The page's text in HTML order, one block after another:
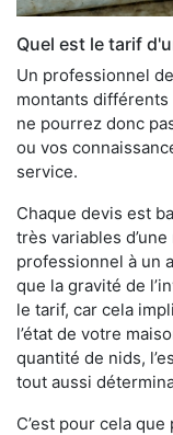
Quel est le tarif
Un professionnel
montants différents
ne pourrez donc
ou vos
service.
Chaque devis est
très variables
professionnel à un
que la gravité de
le tarif, car cela
l’état de votre
quantité de nids,
tout aussi
C’est pour cela